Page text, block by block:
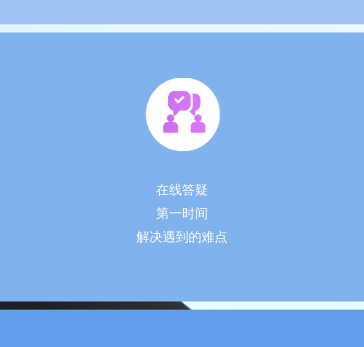
在线答疑
第一时间
解决遇到的难点